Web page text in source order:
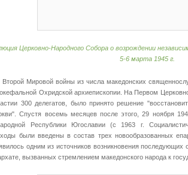
Церковно-Народного Собора о возрождении
5-6 марта 1945 г.
Второй Мировой войны из числа македонских
Охридской архиепископии. На Первом
300 делегатов, было принято решение
Спустя восемь месяцев после этого, 29 ноября
Республики Югославии (с 1963 г.
были введены в состав трех новообразованных
одним из источников возникновения
вызванных стремлением македонского народа к